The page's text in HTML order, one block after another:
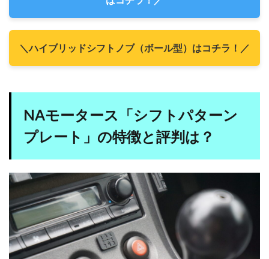
＼ハイブリッドシフトノブ（ボール型）はコチラ！／
NAモータース「シフトパターン
プレート」の特徴と評判は？